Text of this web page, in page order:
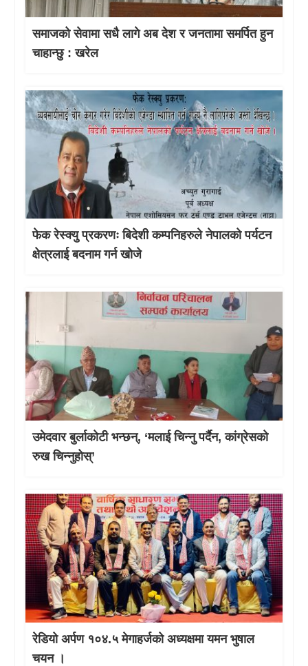
समाजको सेवामा सधै लागे अब देश र जनतामा समर्पित हुन
चाहान्छु : खरेल
फेक रेस्क्यु प्रकरणः बिदेशी कम्पनिहरुले नेपालको पर्यटन
क्षेत्रलाई बदनाम गर्न खोजे
उमेदवार बुर्लाकोटी भन्छन्, ‘मलाई चिन्नु पर्दैन, कांग्रेसको
रुख चिन्नुहोस्’
रेडियो अर्पण १०४.५ मेगाहर्जको अध्यक्षमा यमन भुषाल
चयन ।